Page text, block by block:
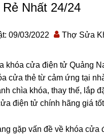
Nhất 24/24
09/03/2022 Thợ Sửa
khóa cửa điện tử Quảng
cửa thẻ từ cảm ứng tại
chìa khóa, thay thế, lắp
điện tử chính hãng giá
gặp vấn đề về khóa cửa